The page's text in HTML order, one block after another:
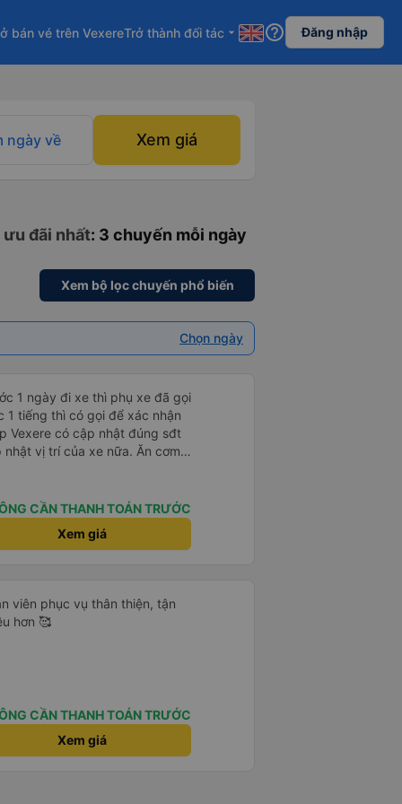
bán vé trên VexereTrở thành đối tác arrow_drop_down help_outline Đăng nhập
ngày về Xem giá
ưu đãi nhất: 3 chuyến mỗi ngày
Xem bộ lọc chuyến phổ biến
Chọn ngày
1 ngày đi xe thì phụ xe đã gọi
1 tiếng thì có gọi để xác nhận
vị trí của xe nữa. Ăn cơm
CẦN THANH TOÁN TRƯỚC
Xem giá
viên phục vụ thân thiện, tận
hơn 🥰
CẦN THANH TOÁN TRƯỚC
Xem giá